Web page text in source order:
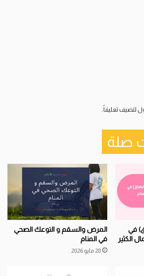
لتضيف تعليقاً.
صلة
في
الكثير
المرض والسقم و التوعك الصحي
في المنام
28 مايو 2026